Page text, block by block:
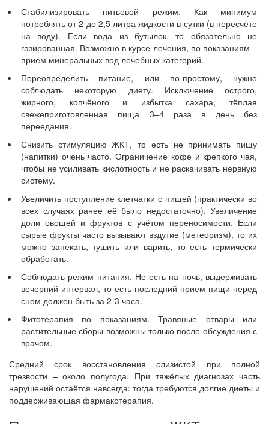
Стабилизировать питьевой режим. Как минимум
потреблять от 2 до 2,5 литра жидкости в сутки (в пересчёте
на воду). Если вода из бутылок, то обязательно не
газированная. Возможно в курсе лечения, по показаниям –
приём минеральных вод лечебных категорий.
Переопределить питание, или по-простому, нужно
соблюдать некоторую диету. Исключение острого,
жирного, копчёного и избытка сахара; тёплая
свежеприготовленная пища 3–4 раза в день без
переедания.
Снизить стимуляцию ЖКТ, то есть не принимать пищу
(напитки) очень часто. Ограничение кофе и крепкого чая,
чтобы не усиливать кислотность и не раскачивать нервную
систему.
Увеличить поступление клетчатки с пищей (практически во
всех случаях ранее её было недостаточно). Увеличение
доли овощей и фруктов с учётом переносимости. Если
сырые фрукты часто вызывают вздутие (метеоризм), то их
можно запекать, тушить или варить, то есть термически
обработать.
Соблюдать режим питания. Не есть на ночь, выдерживать
вечерний интервал, то есть последний приём пищи перед
сном должен быть за 2-3 часа.
Фитотерапия по показаниям. Травяные отвары или
растительные сборы возможны только после обсуждения с
врачом.
Средний срок восстановления слизистой при полной
трезвости – около полугода. При тяжёлых диагнозах часть
нарушений остаётся навсегда: тогда требуются долгие диеты и
поддерживающая фармакотерапия.